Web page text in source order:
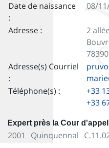
Date de naissance
:
08/
Adresse :
2
Adresse(s) Courriel
:
Téléphone(s) :
+33
+33
Expert près la Cour
2001 Quinquennal